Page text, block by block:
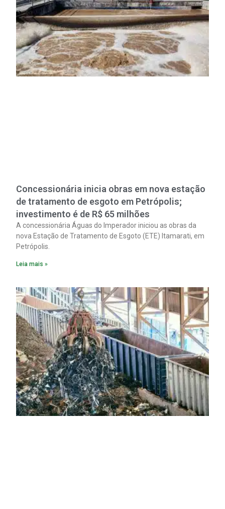
Concessionária inicia obras em nova estação
de tratamento de esgoto em Petrópolis;
investimento é de R$ 65 milhões
A concessionária Águas do Imperador iniciou as obras da
nova Estação de Tratamento de Esgoto (ETE) Itamarati, em
Petrópolis.
Leia mais »